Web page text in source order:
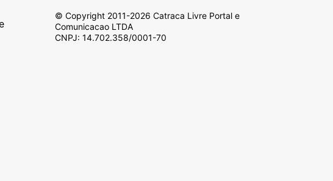
© Copyright 2011-2026 Catraca Livre Portal e
Comunicacao LTDA
CNPJ: 14.702.358/0001-70